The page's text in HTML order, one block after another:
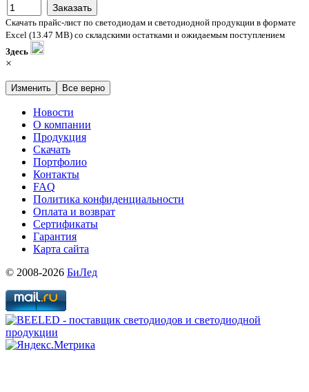
Скачать прайс-лист по светодиодам и светодиодной продукции в формате
Excel (13.47 MB) со складскими остатками и ожидаемым поступлением
Здесь
×
Изменить Все верно
Новости
О компании
Продукция
Скачать
Портфолио
Контакты
FAQ
Политика конфиденциальности
Оплата и возврат
Сертификаты
Гарантия
Карта сайта
© 2008-2026 БиЛед